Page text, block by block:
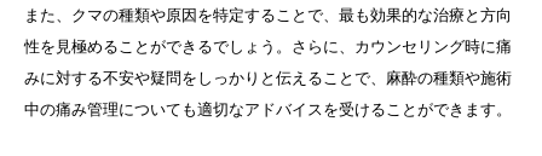
また、クマの種類や原因を特定することで、最も効果的な治療と方向
性を見極めることができるでしょう。さらに、カウンセリング時に痛
みに対する不安や疑問をしっかりと伝えることで、麻酔の種類や施術
中の痛み管理についても適切なアドバイスを受けることができます。